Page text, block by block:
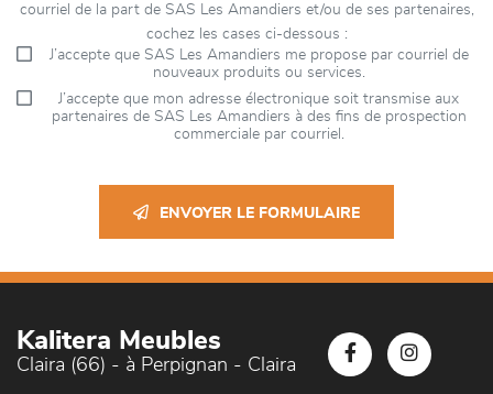
courriel de la part de SAS Les Amandiers et/ou de ses partenaires,
cochez les cases ci-dessous :
J’accepte que SAS Les Amandiers me propose par courriel de
nouveaux produits ou services.
J’accepte que mon adresse électronique soit transmise aux
partenaires de SAS Les Amandiers à des fins de prospection
commerciale par courriel.
ENVOYER LE FORMULAIRE
Kalitera Meubles
Claira (66) - à Perpignan - Claira